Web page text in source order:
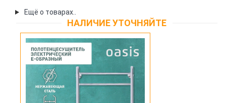
Ещё о товарах..
НАЛИЧИЕ УТОЧНЯЙТЕ